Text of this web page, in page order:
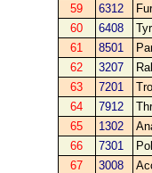
59
6312
60
6408
61
8501
62
3207
63
7201
64
7912
65
1302
66
7301
67
3008